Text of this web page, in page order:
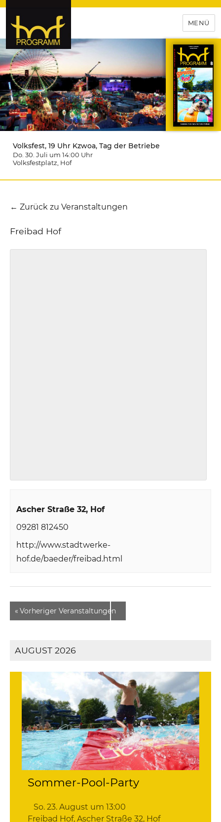
hof-programm – das
Veranstaltungsportal für
Hochfranken
MENÜ
Volksfest, 19 Uhr Kzwoa, Tag der Betriebe
Do. 30. Juli um 14:00 Uhr
Volksfestplatz , Hof
← Zurück zu Veranstaltungen
Freibad Hof
Ascher Straße 32 Hof
09281 812450
http://www.stadtwerke-
hof.de/baeder/freibad.html
« Vorheriger Veranstaltungen
AUGUST 2026
Sommer-Pool-Party
So. 23. August um 13:00
Freibad Hof,Ascher Straße 32 Hof